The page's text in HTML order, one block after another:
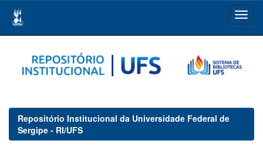
navigation
Repositório Institucional da Universidade Federal de
Sergipe - RI/UFS